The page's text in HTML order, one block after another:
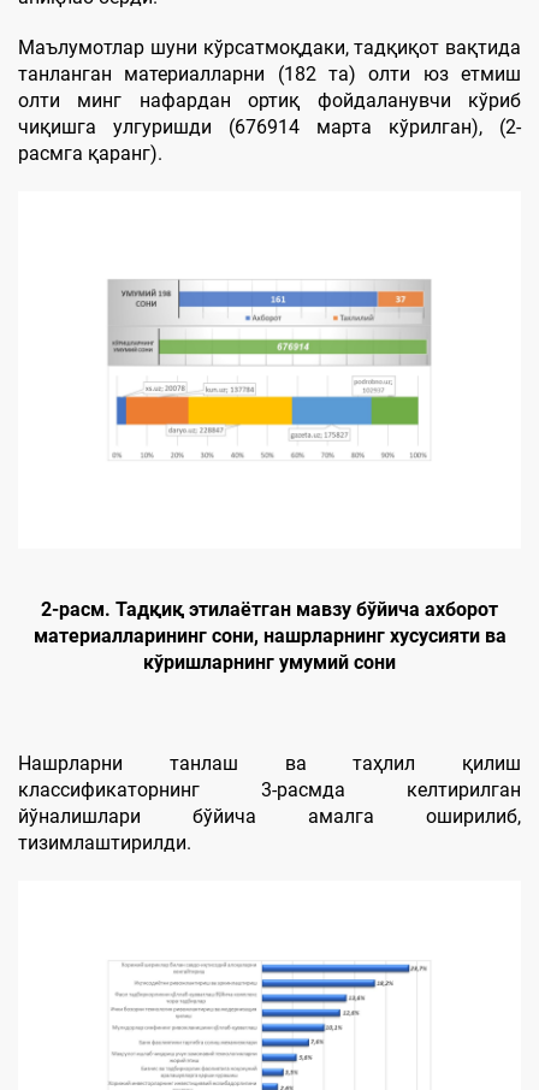
Маълумотлар шуни кўрсатмоқдаки, тадқиқот вақтида
танланган материалларни (182 та) олти юз етмиш
олти минг нафардан ортиқ фойдаланувчи кўриб
чиқишга улгуришди (676914 марта кўрилган), (2-
расмга қаранг).
2-расм. Тадқиқ этилаётган мавзу бўйича ахборот
материалларининг сони, нашрларнинг хусусияти ва
кўришларнинг умумий сони
Нашрларни танлаш ва таҳлил қилиш
классификаторнинг 3-расмда келтирилган
йўналишлари бўйича амалга оширилиб,
тизимлаштирилди.